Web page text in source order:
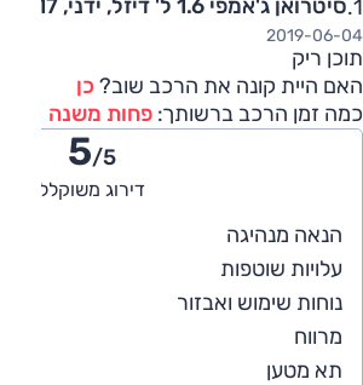
סיטרואן ג'אמפי 1.6 ל' דיזל, ידני, Small 2017
2019-06-04
תוכן ריק
האם היית קונה את הרכב שוב? כן
כמה זמן הרכב ברשותך: פחות משנה
5/5
דירוג משוקלל
הנאה מנהיגה
עלויות שוטפות
נוחות שימוש ואבזור
מרווח
תא מטען